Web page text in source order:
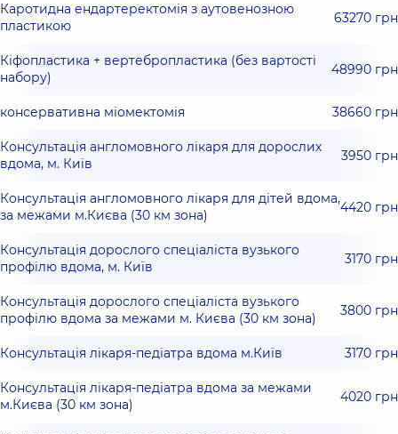
Каротидна ендартеректомія з аутовенозною
пластикою
63270 грн
Кіфопластика + вертебропластика (без вартості
набору)
48990 грн
консервативна міомектомія 38660 грн
Консультація англомовного лікаря для дорослих
вдома, м. Київ
3950 грн
Консультація англомовного лікаря для дітей вдома,
за межами м.Києва (30 км зона)
4420 грн
Консультація дорослого спеціаліста вузького
профілю вдома, м. Київ
3170 грн
Консультація дорослого спеціаліста вузького
профілю вдома за межами м. Києва (30 км зона)
3800 грн
Консультація лікаря-педіатра вдома м.Київ 3170 грн
Консультація лікаря-педіатра вдома за межами
м.Києва (30 км зона)
4020 грн